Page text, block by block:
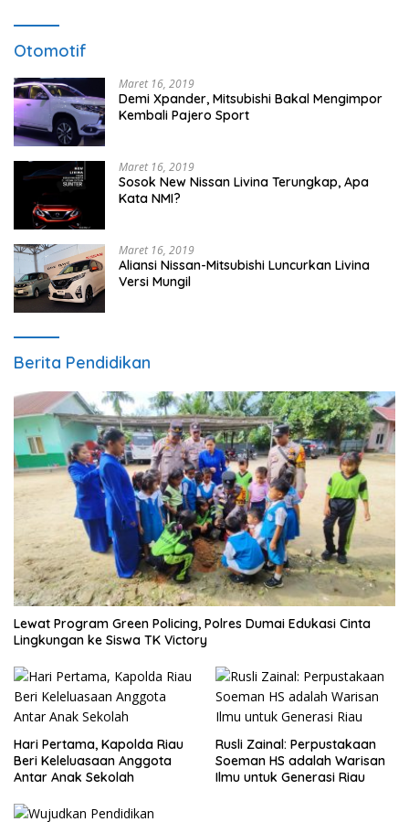
Otomotif
Maret 16, 2019
Demi Xpander, Mitsubishi Bakal Mengimpor
Kembali Pajero Sport
Maret 16, 2019
Sosok New Nissan Livina Terungkap, Apa
Kata NMI?
Maret 16, 2019
Aliansi Nissan-Mitsubishi Luncurkan Livina
Versi Mungil
Berita Pendidikan
Lewat Program Green Policing, Polres Dumai Edukasi Cinta
Lingkungan ke Siswa TK Victory
Hari Pertama, Kapolda Riau
Beri Keleluasaan Anggota
Antar Anak Sekolah
Rusli Zainal: Perpustakaan
Soeman HS adalah Warisan
Ilmu untuk Generasi Riau